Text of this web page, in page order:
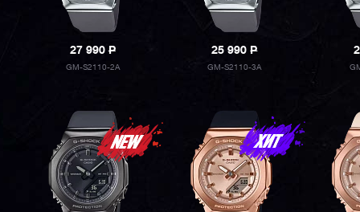
27 990P
GM-S2110-2A
25 990P
GM-S2110-3A